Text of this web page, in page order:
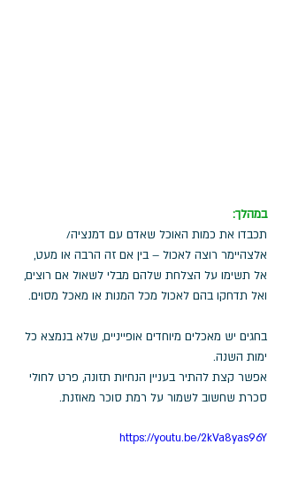
במהלך:
תכבדו את כמות האוכל שאדם עם דמנציה/
אלצהיימר רוצה לאכול – בין אם זה הרבה או מעט,
אל תשימו על הצלחת שלהם מבלי לשאול אם רוצים,
ואל תדחקו בהם לאכול מכל המנות או מאכל מסוים.
בחגים יש מאכלים מיוחדים אופייניים, שלא בנמצא כל
ימות השנה.
אפשר קצת להתיר בעניין הנחיות תזונה, פרט לחולי
סכרת שחשוב לשמור על רמת סוכר מאוזנת.
https://youtu.be/2kVa8yas96Y